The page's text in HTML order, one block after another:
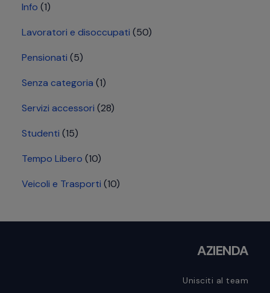
Info (1)
Lavoratori e disoccupati (50)
Pensionati (5)
Senza categoria (1)
Servizi accessori (28)
Studenti (15)
Tempo Libero (10)
Veicoli e Trasporti (10)
AZIENDA
Unisciti al team